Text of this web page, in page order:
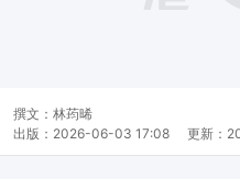
撰文： 林荺晞
出版： 2026-06-03 17:08 更新：